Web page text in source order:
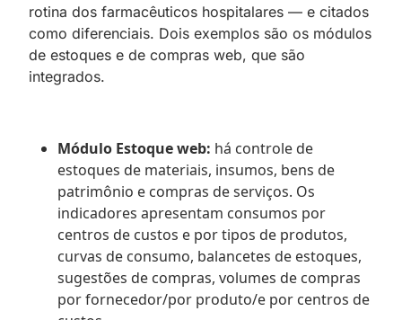
rotina dos farmacêuticos hospitalares — e citados
como diferenciais. Dois exemplos são os módulos
de estoques e de compras web, que são
integrados.
Módulo Estoque web: há controle de
estoques de materiais, insumos, bens de
patrimônio e compras de serviços. Os
indicadores apresentam consumos por
centros de custos e por tipos de produtos,
curvas de consumo, balancetes de estoques,
sugestões de compras, volumes de compras
por fornecedor/por produto/e por centros de